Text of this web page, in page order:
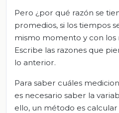
Pero ¿por qué razón se
promedios, si los tiempos
mismo momento y con los
Escribe las razones que
lo anterior.
Para saber cuáles
es necesario saber la
ello, un método es